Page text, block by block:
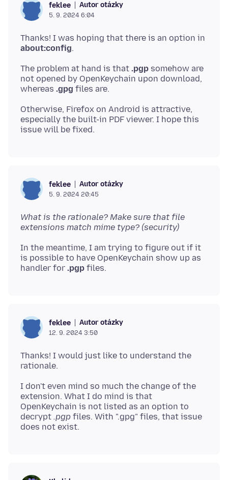
feklee Autor otázky
5. 9. 2024 6:04
Thanks! I was hoping that there is an option in
about:config
The problem at hand is that .pgp somehow are
not opened by OpenKeychain upon download,
whereas .gpg
Otherwise, Firefox on Android is attractive,
especially the built-in PDF viewer. I hope this
feklee Autor otázky
5. 9. 2024 20:45
What is the rationale? Make sure that file
extensions match mime type? (security)
In the meantime, I am trying to figure out if it
is possible to have OpenKeychain show up as
handler for .pgp
feklee Autor otázky
12. 9. 2024 3:50
Thanks! I would just like to understand the
I don't even mind so much the change of the
extension. What I do mind is that
OpenKeychain is not listed as an option to
decrypt .pgp files. With ".gpg" files, that issue